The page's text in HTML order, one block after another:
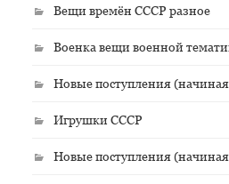
Вещи времён СССР разное
Военка вещи военной
Новые поступления
Игрушки СССР
Новые поступления